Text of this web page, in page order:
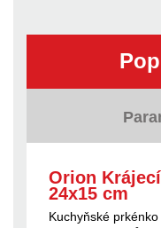
Orion
24x15 cm
Kuchyňské